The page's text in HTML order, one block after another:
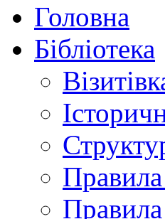
Головна
Бібліотека
Правила